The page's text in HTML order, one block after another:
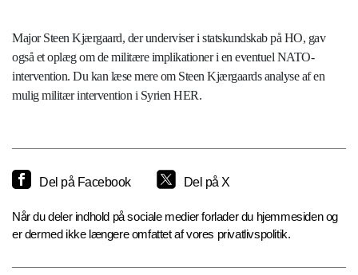
Major Steen Kjærgaard, der underviser i statskundskab på HO, gav
også et oplæg om de militære implikationer i en eventuel NATO-
intervention. Du kan læse mere om Steen Kjærgaards analyse af en
mulig militær intervention i Syrien HER.
Del på Facebook Del på X
Når du deler indhold på sociale medier forlader du hjemmesiden og
er dermed ikke længere omfattet af vores privatlivspolitik.